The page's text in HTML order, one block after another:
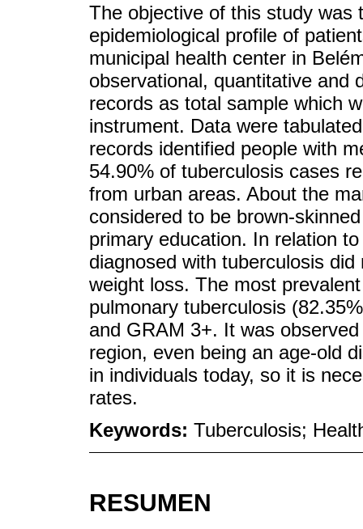
The objective of this study was
epidemiological profile of
municipal health center in
observational, quantitative and
records as total sample which
instrument. Data were
records identified people with
54.90% of tuberculosis cases
from urban areas. About the
considered to be brown-
primary education. In relation
diagnosed with tuberculosis
weight loss. The most
pulmonary tuberculosis
and GRAM 3+. It was
region, even being an age-old
in individuals today, so it is
rates.
Keywords: Tuberculosis;
RESUMEN